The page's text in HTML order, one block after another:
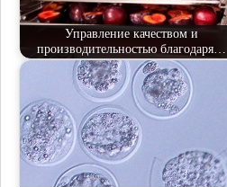
Управление качеством и
производительностью благодаря…